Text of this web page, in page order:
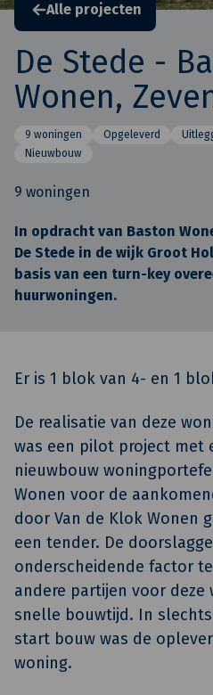
Alle projecten
De Stede -
Wonen,
9 woningen Opgeleverd
Nieuwbouw
9 woningen
In opdracht van Baston
De Stede in de wijk Groot
basis van een turn-key
huurwoningen.
Er is 1 blok van 4- en 1
De realisatie van deze
was een pilot project met
nieuwbouw
Wonen voor de
door Van de Klok Wonen
een tender. De
onderscheidende factor
andere partijen voor deze
snelle bouwtijd. In
start bouw was de
woning.